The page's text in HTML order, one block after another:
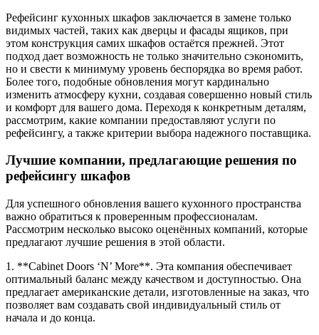
Рефейсинг кухонных шкафов заключается в замене только
видимых частей, таких как дверцы и фасады ящиков, при
этом конструкция самих шкафов остаётся прежней. Этот
подход дает возможность не только значительно сэкономить,
но и свести к минимуму уровень беспорядка во время работ.
Более того, подобные обновления могут кардинально
изменить атмосферу кухни, создавая совершенно новый стиль
и комфорт для вашего дома. Переходя к конкретным деталям,
рассмотрим, какие компании предоставляют услуги по
рефейсингу, а также критерии выбора надежного поставщика.
Лучшие компании, предлагающие решения по
рефейсингу шкафов
Для успешного обновления вашего кухонного пространства
важно обратиться к проверенным профессионалам.
Рассмотрим несколько высоко оценённых компаний, которые
предлагают лучшие решения в этой области.
1. **Cabinet Doors ‘N’ More**. Эта компания обеспечивает
оптимальный баланс между качеством и доступностью. Она
предлагает американские детали, изготовленные на заказ, что
позволяет вам создавать свой индивидуальный стиль от
начала и до конца.